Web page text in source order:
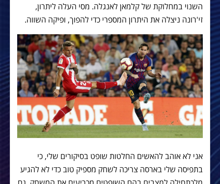
השנוי במחלוקת של קלמאן לאנגלה. מסי העלה ליתרון,
זי'רונה ניצלה את היתרון המספרי כדי להפוך, ופיקה השווה.
אני לא אוהב להאשים החלטות שופט בסיקורים שלי, כי
בתפיסה שלי בארסה צריכה לשחק מספיק טוב כדי לא להגיע